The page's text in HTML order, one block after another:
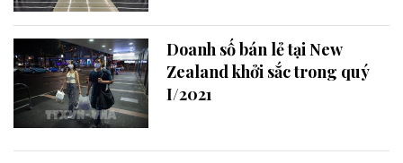
Doanh số bán lẻ tại New
Zealand khởi sắc trong quý
I/2021